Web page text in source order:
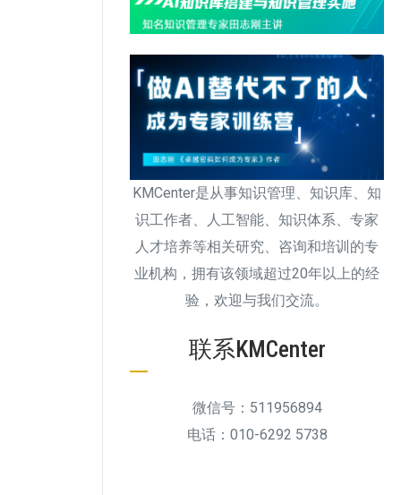
KMCenter是从事知识管理、知识库、知
识工作者、人工智能、知识体系、专家
人才培养等相关研究、咨询和培训的专
业机构，拥有该领域超过20年以上的经
验，欢迎与我们交流。
联系KMCenter
微信号：511956894
电话：010-6292 5738